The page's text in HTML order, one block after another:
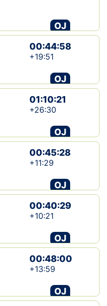
OJ
00:44:58
+19:51
OJ
01:10:21
+26:30
OJ
00:45:28
+11:29
OJ
00:40:29
+10:21
OJ
00:48:00
+13:59
OJ